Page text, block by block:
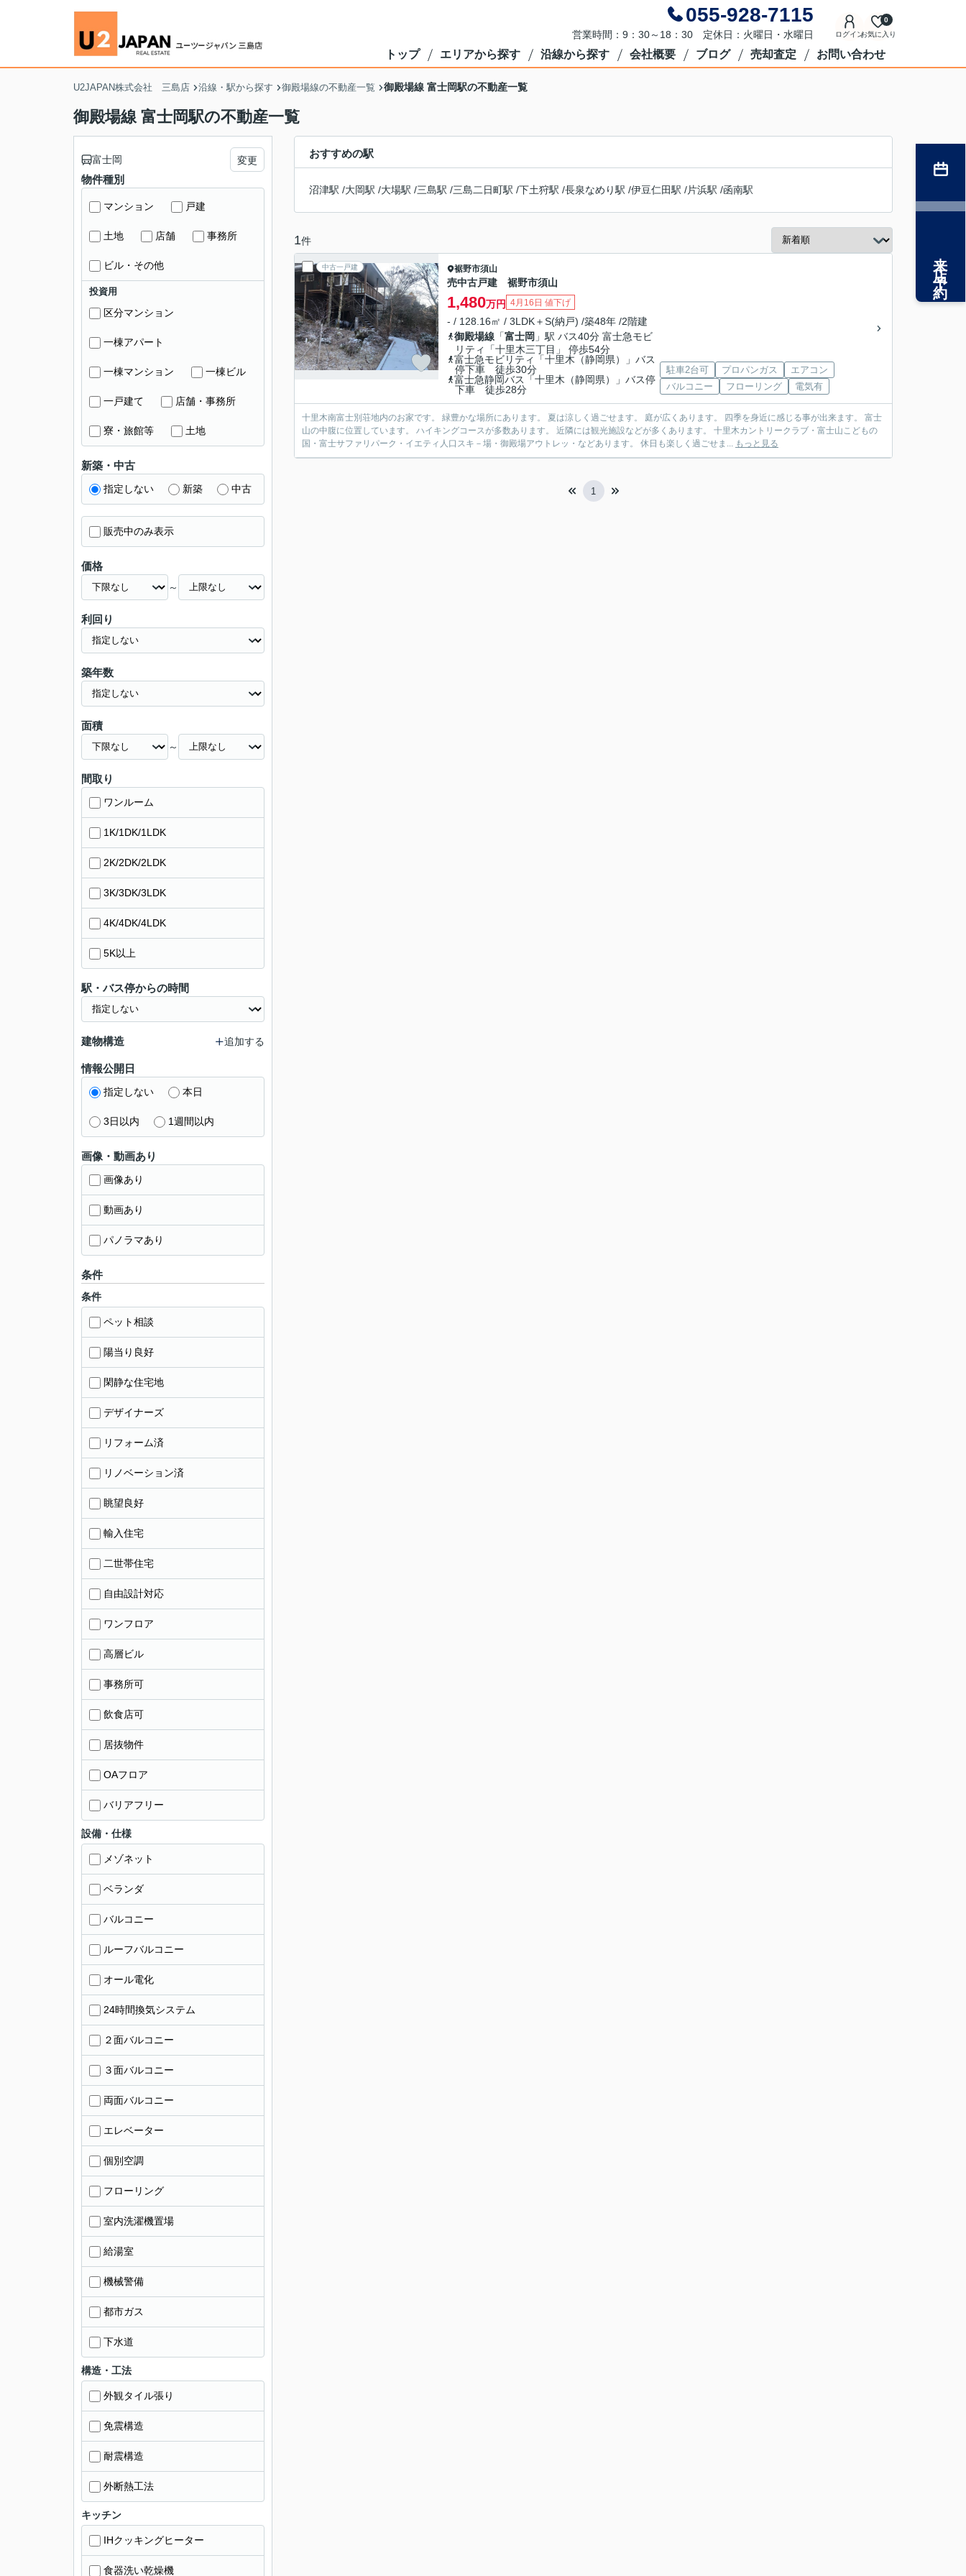
055-928-7115
営業時間：9：30～18：30 定休日：火曜日・水曜日 ログインお気に入り
0
トップ エリアから探す 沿線から探す 会社概要 ブログ 売却査定 お問い合わせ
U2JAPAN株式会社 三島店 沿線・駅から探す 御殿場線の不動産一覧 御殿場線 富士岡駅の不動産一覧
御殿場線 富士岡駅の不動産一覧
おすすめの駅
沼津駅 /大岡駅 /大場駅 /三島駅 /三島二日町駅 /下土狩駅 /長泉なめり駅 /伊豆仁田駅 /片浜駅 /函南駅
1件
中古一戸建 裾野市須山
売中古戸建 裾野市須山
1,480万円 4月16日 値下げ
- / 128.16㎡ / 3LDK＋S(納戸) /築48年 /2階建
御殿場線 「富士岡 」駅 バス40分 富士急モビ
リティ「十里木三丁目」 停歩54分
富士急モビリティ「十里木（静岡県）」バス
停下車 徒歩30分
富士急静岡バス「十里木（静岡県）」バス停
下車 徒歩28分
駐車2台可 プロパンガス
エアコン
バルコニー
フローリング 電気有
十里木南富士別荘地内のお家です。 緑豊かな場所にあります。 夏は涼しく過ごせます。 庭が広くあります。 四季を身近に感じる事が出来ます。 富士
山の中腹に位置しています。 ハイキングコースが多数あります。 近隣には観光施設などが多くあります。 十里木カントリークラブ・富士山こどもの
国・富士サファリパーク・イエティ人口スキ－場・御殿場アウトレッ・などあります。 休日も楽しく過ごせま... もっと見る
1
富士岡 変更
物件種別
マンション 戸建
土地 店舗 事務所
ビル・その他
投資用
区分マンション
一棟アパート
一棟マンション 一棟ビル
一戸建て 店舗・事務所
寮・旅館等 土地
新築・中古
指定しない 新築 中古
販売中のみ表示
価格
～
利回り
築年数
面積
～
間取り
ワンルーム
1K/1DK/1LDK
2K/2DK/2LDK
3K/3DK/3LDK
4K/4DK/4LDK
5K以上
駅・バス停からの時間
建物構造 追加する
情報公開日
指定しない 本日
3日以内 1週間以内
画像・動画あり
画像あり
動画あり
パノラマあり
条件
条件
ペット相談
陽当り良好
閑静な住宅地
デザイナーズ
リフォーム済
リノベーション済
眺望良好
輸入住宅
二世帯住宅
自由設計対応
ワンフロア
高層ビル
事務所可
飲食店可
居抜物件
OAフロア
バリアフリー
設備・仕様
メゾネット
ベランダ
バルコニー
ルーフバルコニー
オール電化
24時間換気システム
２面バルコニー
３面バルコニー
両面バルコニー
エレベーター
個別空調
フローリング
室内洗濯機置場
給湯室
機械警備
都市ガス
下水道
構造・工法
外観タイル張り
免震構造
耐震構造
外断熱工法
キッチン
IHクッキングヒーター
食器洗い乾燥機
来店予約